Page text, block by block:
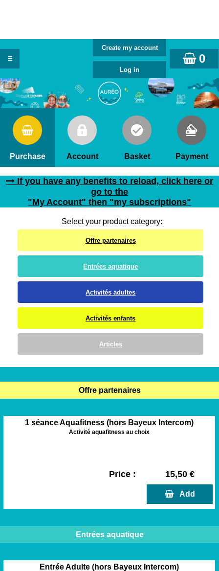
0
Purchase Account Basket Payment
If you have any benefits to reload, click here or
go to the
"My Account" then "my subscriptions"
Select your product category:
Offre partenaires
Entrées aquatique
Activités adultes
Activités enfants
Articles
Offre partenaires
1 séance Aquafitness (hors Bayeux Intercom)
Activité aquafitness au choix
Price : 15,50 €
Add
Entrées aquatique
Entrée Adulte (hors Bayeux Intercom)